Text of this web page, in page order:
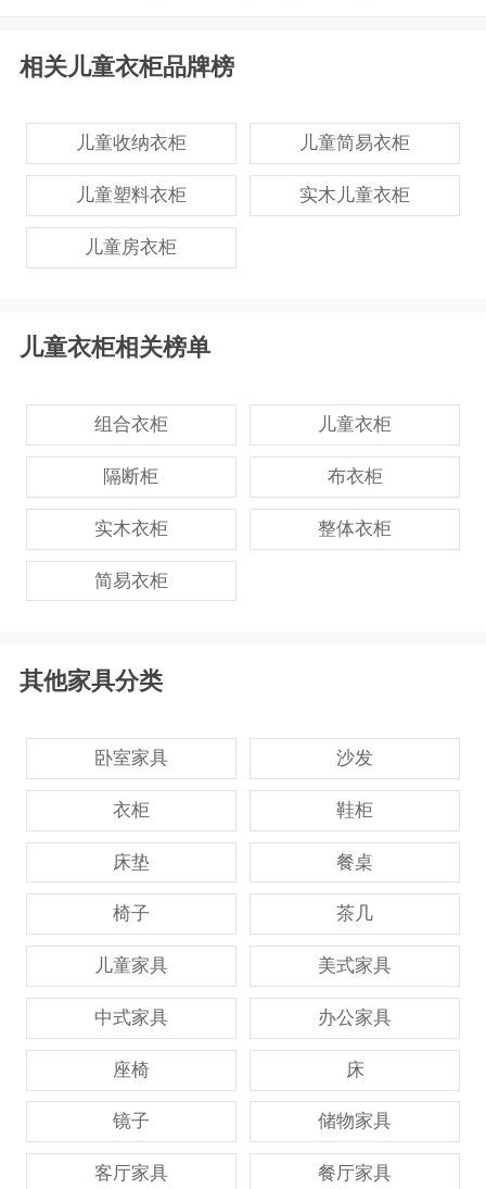
相关儿童衣柜品牌榜
儿童收纳衣柜 儿童简易衣柜
儿童塑料衣柜 实木儿童衣柜
儿童房衣柜
儿童衣柜相关榜单
组合衣柜 儿童衣柜
隔断柜 布衣柜
实木衣柜 整体衣柜
简易衣柜
其他家具分类
卧室家具 沙发
衣柜 鞋柜
床垫 餐桌
椅子 茶几
儿童家具 美式家具
中式家具 办公家具
座椅 床
镜子 储物家具
客厅家具 餐厅家具